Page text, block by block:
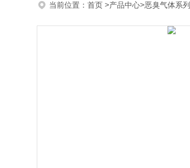
当前位置： 首页 >产品中心>恶臭气体系列